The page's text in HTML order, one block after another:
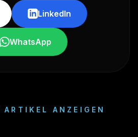
LinkedIn
WhatsApp
ARTIKEL ANZEIGEN